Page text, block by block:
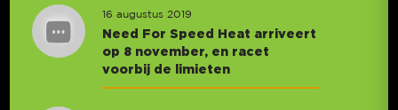
16 augustus 2019
Need For Speed Heat arriveert
op 8 november, en racet
voorbij de limieten